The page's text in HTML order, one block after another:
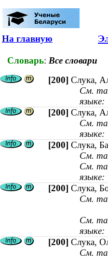
На главную
Словарь: Все словари
[200] Слука,
См.
языке:
[200] Слука,
См.
языке:
[200] Слука,
См.
См.
языке:
[200] Слука,
См.
См.
языке:
[200] Слука,
См.